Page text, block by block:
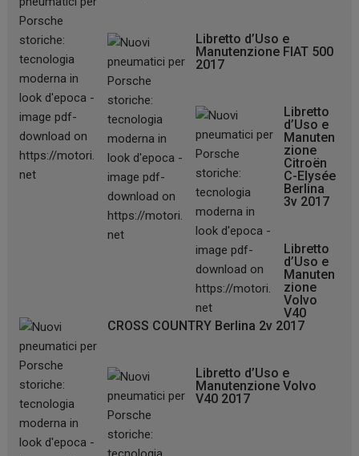
Libretto d’Uso e
Manutenzione FIAT 500
2017
Libretto
d’Uso e
Manuten
zione
Citroën
C-Elysée
Berlina
3v 2017
Libretto
d’Uso e
Manuten
zione
Volvo
V40
CROSS COUNTRY Berlina 2v 2017
Libretto d’Uso e
Manutenzione Volvo
V40 2017